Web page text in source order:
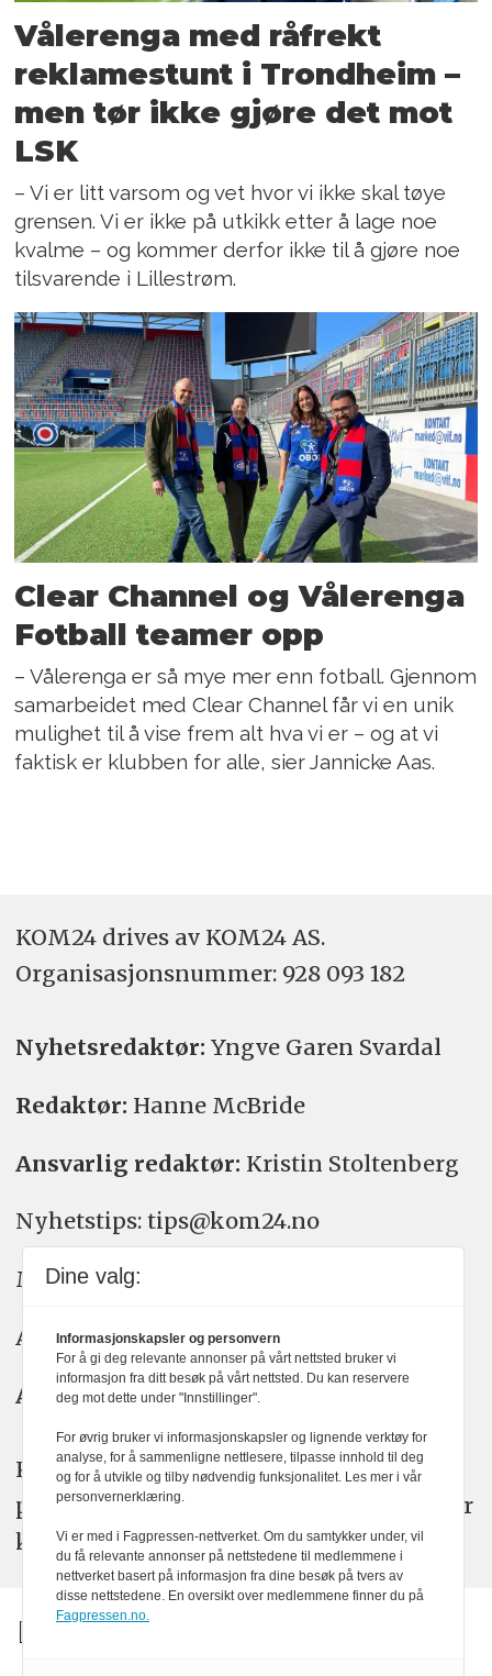
Vålerenga med råfrekt
reklamestunt i Trondheim –
men tør ikke gjøre det mot
LSK
– Vi er litt varsom og vet hvor vi ikke skal tøye
grensen. Vi er ikke på utkikk etter å lage noe
kvalme – og kommer derfor ikke til å gjøre noe
tilsvarende i Lillestrøm.
Clear Channel og Vålerenga
Fotball teamer opp
– Vålerenga er så mye mer enn fotball. Gjennom
samarbeidet med Clear Channel får vi en unik
mulighet til å vise frem alt hva vi er – og at vi
faktisk er klubben for alle, sier Jannicke Aas.
KOM24 drives av KOM24 AS.
Organisasjons­nummer: 928 093 182
Nyhetsredaktør: Yngve Garen Svardal
Redaktør: Hanne McBride
Ansvarlig redaktør: Kristin Stoltenberg
Nyhetstips: tips@kom24.no
Meninger: meninger@kom24.no
Annonse: annonse@watchmedia.no
Abonnement:kom24@watchmedia.no
KOM24 arbeider etter Vær Varsom-
plakatens regler for god presseskikk. Her
kan du lese mer omPFUsarbeid.
Dine valg:
Informasjonskapsler og personvern
For å gi deg relevante annonser på vårt nettsted bruker vi
informasjon fra ditt besøk på vårt nettsted. Du kan reservere
deg mot dette under "Innstillinger".
For øvrig bruker vi informasjonskapsler og lignende verktøy for
analyse, for å sammenligne nettlesere, tilpasse innhold til deg
og for å utvikle og tilby nødvendig funksjonalitet. Les mer i vår
personvernerklæring.
Vi er med i Fagpressen-nettverket. Om du samtykker under, vil
du få relevante annonser på nettstedene til medlemmene i
nettverket basert på informasjon fra dine besøk på tvers av
disse nettstedene. En oversikt over medlemmene finner du på
Fagpressen.no.